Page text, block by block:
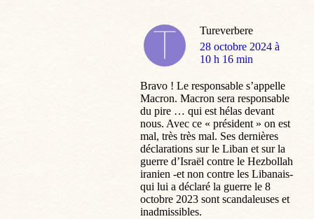
Tureverbere
dit
:
28 octobre 2024 à
10 h 16 min
Bravo ! Le responsable s’appelle
Macron. Macron sera responsable
du pire … qui est hélas devant
nous. Avec ce « président » on est
mal, très très mal. Ses dernières
déclarations sur le Liban et sur la
guerre d’Israël contre le Hezbollah
iranien -et non contre les Libanais-
qui lui a déclaré la guerre le 8
octobre 2023 sont scandaleuses et
inadmissibles.